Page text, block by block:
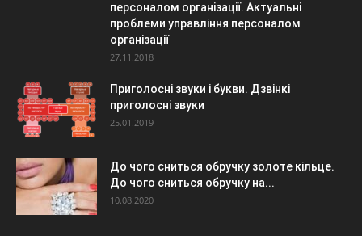
персоналом організації. Актуальні
проблеми управління персоналом
організації
27.11.2018
Приголосні звуки і букви. Дзвінкі
приголосні звуки
25.01.2019
До чого сниться обручку золоте кільце.
До чого сниться обручку на...
10.08.2020